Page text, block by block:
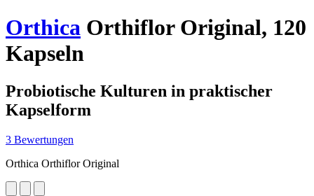
Orthica Orthiflor Original, 120
Kapseln
Probiotische Kulturen in praktischer
Kapselform
3 Bewertungen
Orthica Orthiflor Original